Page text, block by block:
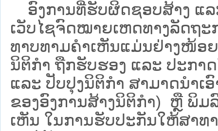
ອົງການທີ່ຮັບຜິດຊອບສ້າງ ແລ
ເວັບ​ໄຊຈົດໝາຍເຫດທາງລັດຖະ
ທາບທາມຄໍາເຫັນແມ່ນຢ່າງໜ້ອ
ນິຕິກໍາ ຖືກຮັບຮອງ ແລະ ປະກາ
ແລະ ປັບປຸງນິຕິກໍາ ສາມາດນຳເ
ຂອງອົງການສ້າງນິຕິກຳ) ຫຼື ພິມ
ເຫັນ ໃນການຮັບປະກັນໃຫ້ສາທ